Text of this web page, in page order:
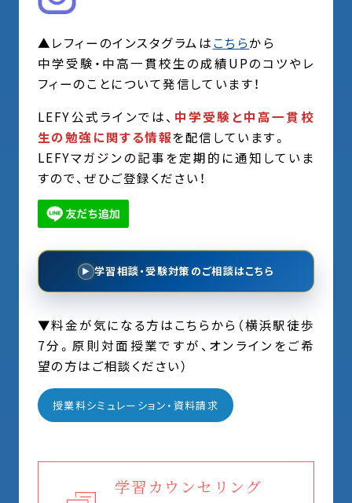
▲レフィーのインスタグラムはこちらから
中学受験・中高一貫校生の成績UPのコツやレ
フィーのことについて発信しています！
LEFY公式ラインでは、 中学受験と中高一貫校
生の勉強に関する情報を配信しています。
LEFYマガジンの記事を定期的に通知していま
すので、ぜひご登録ください！
▶ 学習相談・受験対策のご相談はこちら
▼料金が気になる方はこちらから（横浜駅徒歩
7分。原則対面授業ですが、オンラインをご希
望の方はご相談ください）
授業料シミュレーション・資料請求
学習カウンセリング